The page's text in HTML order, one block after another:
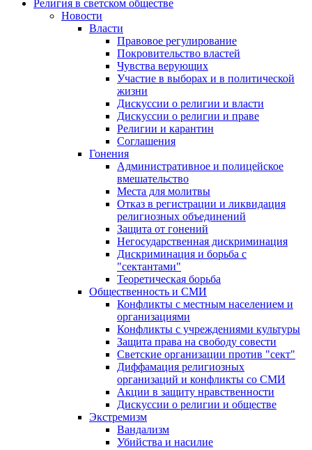
Религия в светском обществе
Новости
Власти
Правовое регулирование
Покровительство властей
Чувства верующих
Участие в выборах и в политической
жизни
Дискуссии о религии и власти
Дискуссии о религии и праве
Религии и карантин
Соглашения
Гонения
Административное и полицейское
вмешательство
Места для молитвы
Отказ в регистрации и ликвидация
религиозных объединений
Защита от гонений
Негосударственная дискриминация
Дискриминация и борьба с
"сектантами"
Теоретическая борьба
Общественность и СМИ
Конфликты с местным населением и
организациями
Конфликты с учреждениями культуры
Защита права на свободу совести
Светские организации против "сект"
Диффамация религиозных
организаций и конфликты со СМИ
Акции в защиту нравственности
Дискуссии о религии и обществе
Экстремизм
Вандализм
Убийства и насилие